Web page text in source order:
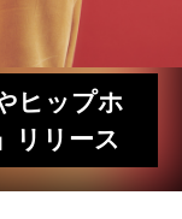
ヒップホ
リリース